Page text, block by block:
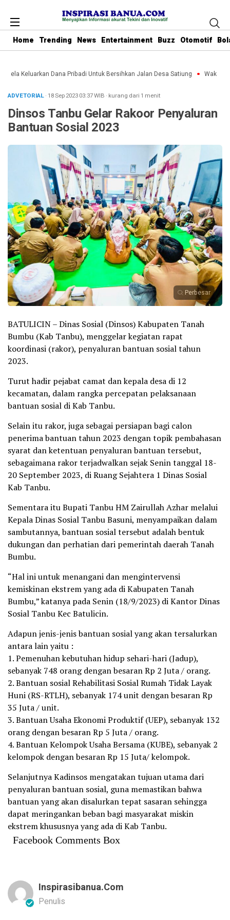
Home Trending News Entertainment Buzz Otomotif
Keluarkan Dana Pribadi Untuk Bersihkan Jalan Desa Satiung Waket
ADVETORIAL· 18 Sep 202303:37WIB · kurang dari 1 menit
Dinsos Tanbu Gelar Rakoor Penyaluran
Bantuan Sosial 2023
Perbesar
BATULICIN – Dinas Sosial (Dinsos) Kabupaten Tanah
Bumbu (Kab Tanbu), menggelar kegiatan rapat
koordinasi (rakor), penyaluran bantuan sosial tahun
2023.
Turut hadir pejabat camat dan kepala desa di 12
kecamatan, dalam rangka percepatan pelaksanaan
bantuan sosial di Kab Tanbu.
Selain itu rakor, juga sebagai persiapan bagi calon
penerima bantuan tahun 2023 dengan topik pembahasan
syarat dan ketentuan penyaluran bantuan tersebut,
sebagaimana rakor terjadwalkan sejak Senin tanggal 18-
20 September 2023, di Ruang Sejahtera 1 Dinas Sosial
Kab Tanbu.
Sementara itu Bupati Tanbu HM Zairullah Azhar melalui
Kepala Dinas Sosial Tanbu Basuni, menyampaikan dalam
sambutannya, bantuan sosial tersebut adalah bentuk
dukungan dan perhatian dari pemerintah daerah Tanah
Bumbu.
“Hal ini untuk menangani dan mengintervensi
kemiskinan ekstrem yang ada di Kabupaten Tanah
Bumbu,” katanya pada Senin (18/9/2023) di Kantor Dinas
Sosial Tanbu Kec Batulicin.
Adapun jenis-jenis bantuan sosial yang akan tersalurkan
antara lain yaitu :
1. Pemenuhan kebutuhan hidup sehari-hari (Jadup),
sebanyak 748 orang dengan besaran Rp 2 Juta / orang.
2. Bantuan sosial Rehabilitasi Sosial Rumah Tidak Layak
Huni (RS-RTLH), sebanyak 174 unit dengan besaran Rp
35 Juta / unit.
3. Bantuan Usaha Ekonomi Produktif (UEP), sebanyak 132
orang dengan besaran Rp 5 Juta / orang.
4. Bantuan Kelompok Usaha Bersama (KUBE), sebanyak 2
kelompok dengan besaran Rp 15 Juta/ kelompok.
Selanjutnya Kadinsos mengatakan tujuan utama dari
penyaluran bantuan sosial, guna memastikan bahwa
bantuan yang akan disalurkan tepat sasaran sehingga
dapat meringankan beban bagi masyarakat miskin
ekstrem khususnya yang ada di Kab Tanbu.
Facebook Comments Box
Inspirasibanua.com
Penulis